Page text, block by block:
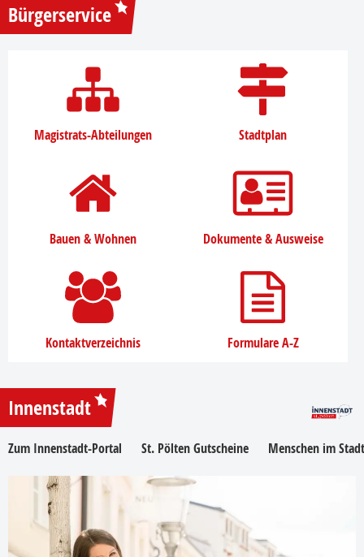
Bürgerservice
Magistrats-Abteilungen Stadtplan
Bauen & Wohnen Dokumente & Ausweise
Kontaktverzeichnis Formulare A-Z
Innenstadt
Zum Innenstadt-Portal St. Pölten Gutscheine Menschen im